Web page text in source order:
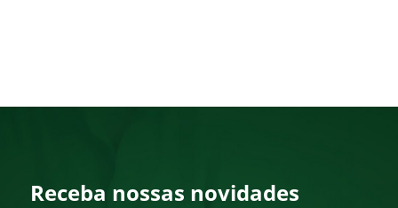
Receba nossas novidades